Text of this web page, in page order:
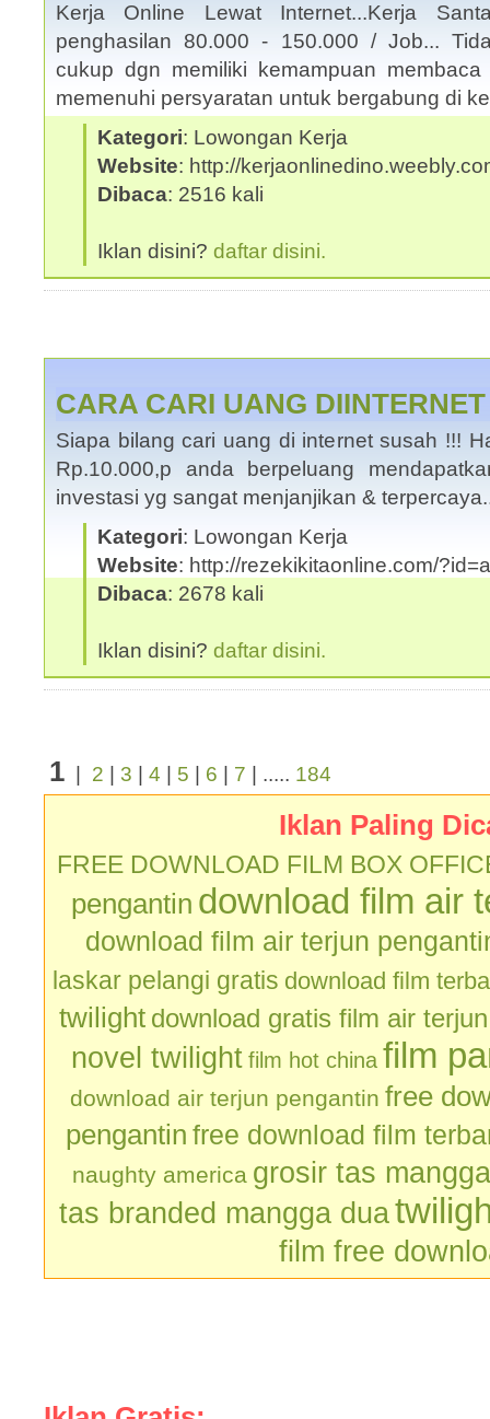
Kerja Online Lewat Internet...Kerja
penghasilan 80.000 - 150.000 / Job...
cukup dgn memiliki kemampuan
memenuhi persyaratan untuk bergabung di
Kategori: Lowongan Kerja
Website: http://
Dibaca: 2516 kali
Iklan disini? daftar disini.
CARA CARI UANG
Siapa bilang cari uang di internet susah !!!
Rp.10.000,p anda berpeluang
investasi yg sangat menjanjikan &
Kategori: Lowongan Kerja
Website: http://rezekikitaonline.com/
Dibaca: 2678 kali
Iklan disini? daftar disini.
1 2 3 4 5 6 7 | ..... 184
Iklan Paling
FREE DOWNLOAD FILM BOX
pengantin download film air
download film air terjun
laskar pelangi gratis download film
twilight download gratis film air
novel twilight film hot china film
download air terjun pengantin free
pengantin free download film
naughty america grosir tas
tas branded mangga dua
film free